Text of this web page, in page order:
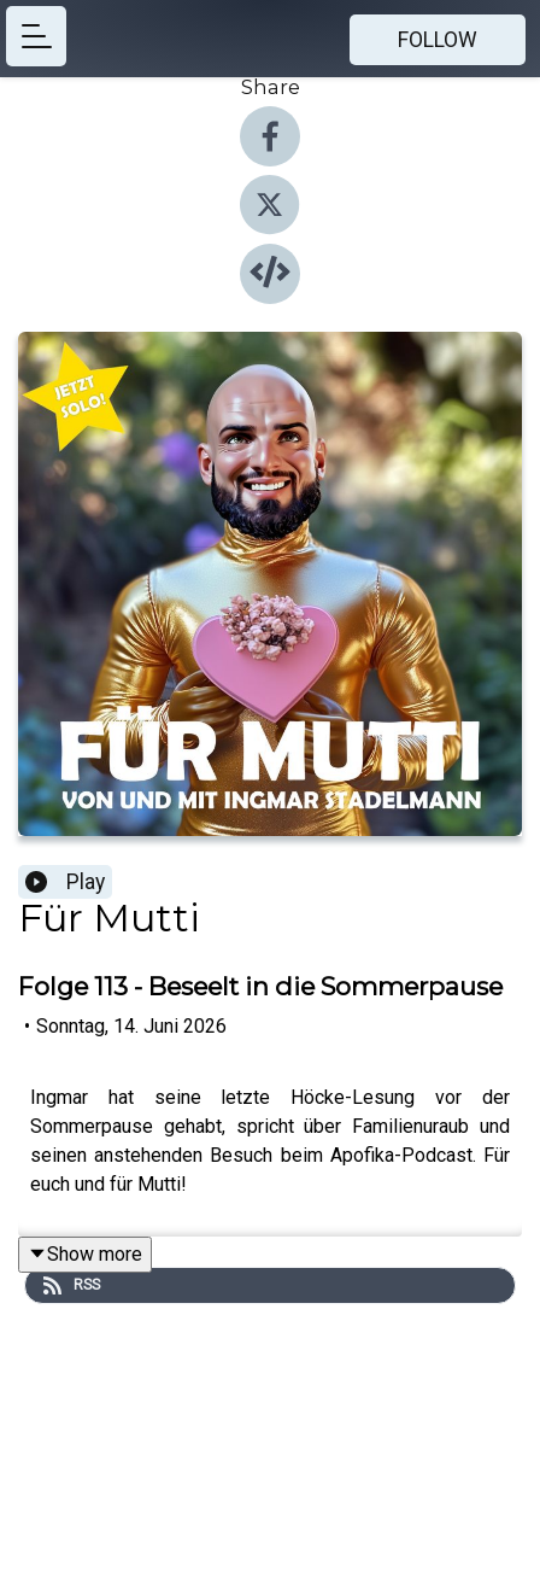
FOLLOW
Share
Play
Für Mutti
Folge 113 - Beseelt in die Sommerpause
• Sonntag, 14. Juni 2026
Ingmar hat seine letzte Höcke-Lesung vor der
Sommerpause gehabt, spricht über Familienuraub und
seinen anstehenden Besuch beim Apofika-Podcast. Für
euch und für Mutti!
Show more
RSS